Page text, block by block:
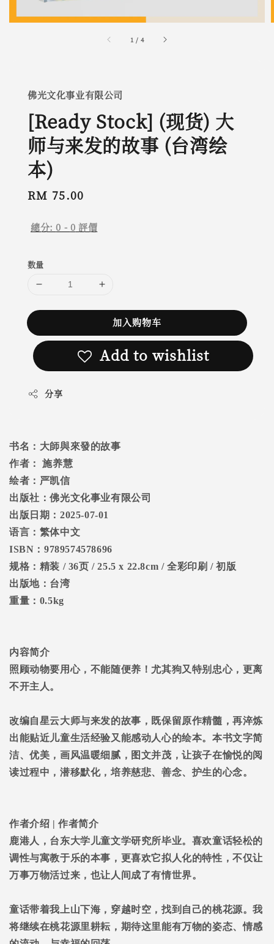
1 / 4
佛光文化事业有限公司
[Ready Stock] (现货) 大
师与来发的故事 (台湾绘
本)
Regular
RM 75.00
總分:0 - 0 評價
数量
加入购物车
Add to wishlist
分享
书名：大師與來發的故事
作者：
施养慧
绘者：严凯信
出版社：佛光文化事业有限公司
出版日期： 2025-07-01
语言：繁体中文
ISBN ：9789574578696
规格：精装 / 36页 / 25.5 x 22.8cm /全彩印刷 /初版
出版地：台湾
重量： 0.5kg
内容简介
照顾动物要用心，不能随便养！尤其狗又特别忠心，更离
不开主人。
改编自星云大师与来发的故事，既保留原作精髓，再淬炼
出能贴近儿童生活经验又能感动人心的绘本。本书文字简
洁、优美，画风温暖细腻，图文并茂，让孩子在愉悦的阅
读过程中，潜移默化，培养慈悲、善念、护生的心念。
作者介绍 |作者简介
鹿港人，台东大学儿童文学研究所毕业。喜欢童话轻松的
调性与寓教于乐的本事，更喜欢它拟人化的特性，不仅让
万事万物活过来，也让人间成了有情世界。
童话带着我上山下海，穿越时空，找到自己的桃花源。我
将继续在桃花源里耕耘，期待这里能有万物的姿态、情感